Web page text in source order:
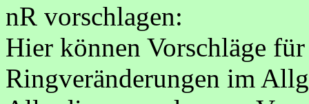
nR vorschlagen:
Hier können Vorschläge
Ringveränderungen im